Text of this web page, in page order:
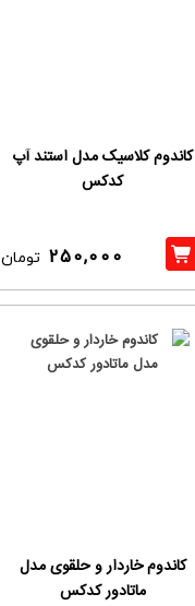
کاندوم کلاسیک مدل استند آپ
کدکس
250,000 تومان
کاندوم خاردار و حلقوی مدل
ماتادور کدکس